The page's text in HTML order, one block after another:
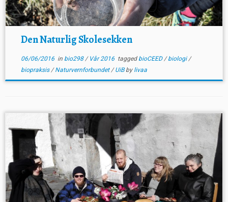
Den Naturlig Skolesekken
06/06/2016in bio298/ Vår 2016 tagged bioCEED/biologi/
biopraksis/Naturvernforbundet/UiBby livaa